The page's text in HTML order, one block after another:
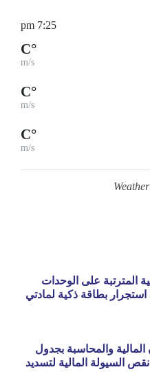
7:25 pm
°C
m/s
°C
m/s
°C
m/s
المترتبة على الوحدات
بطاقة ذكية لمادتي
والمحاسبة بجدول
السيولة المالية لتسديد